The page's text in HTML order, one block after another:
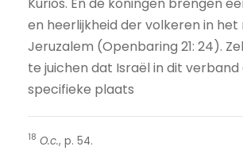
en heerlijkheid der volkeren in het
Jeruzalem (Openbaring 21: 24).
te juichen dat Israël in dit verband
specifieke plaats
18 O.c., p. 54.